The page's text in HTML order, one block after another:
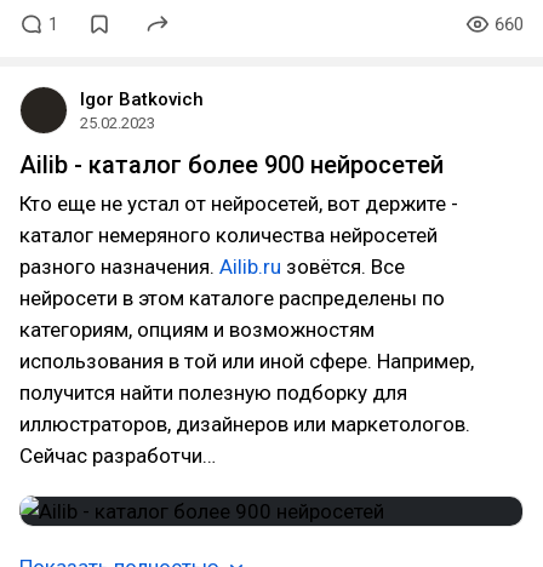
1 660
Igor Batkovich
25.02.2023
Ailib - каталог более 900 нейросетей⁠⁠
Кто еще не устал от нейросетей, вот держите -
каталог немеряного количества нейросетей
разного назначения. Ailib.ru зовётся. Все
нейросети в этом каталоге распределены по
категориям, опциям и возможностям
использования в той или иной сфере. Например,
получится найти полезную подборку для
иллюстраторов, дизайнеров или маркетологов.
Сейчас разработчи…